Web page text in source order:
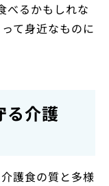
べるかもしれな
て身近なものに
る介護
護食の質と多様